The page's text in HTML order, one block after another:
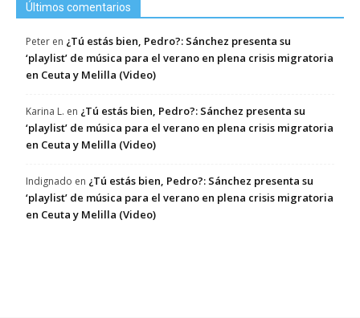
Últimos comentarios
Peter en ¿Tú estás bien, Pedro?: Sánchez presenta su
‘playlist’ de música para el verano en plena crisis migratoria
en Ceuta y Melilla (Video)
Karina L. en ¿Tú estás bien, Pedro?: Sánchez presenta su
‘playlist’ de música para el verano en plena crisis migratoria
en Ceuta y Melilla (Video)
Indignado en ¿Tú estás bien, Pedro?: Sánchez presenta su
‘playlist’ de música para el verano en plena crisis migratoria
en Ceuta y Melilla (Video)